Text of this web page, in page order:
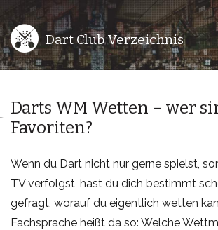
Dart Club Verzeichnis
Darts WM Wetten – wer
Favoriten?
Wenn du Dart nicht nur gerne spielst,
TV verfolgst, hast du dich bestimmt
gefragt, worauf du eigentlich wetten
Fachsprache heißt da so: Welche